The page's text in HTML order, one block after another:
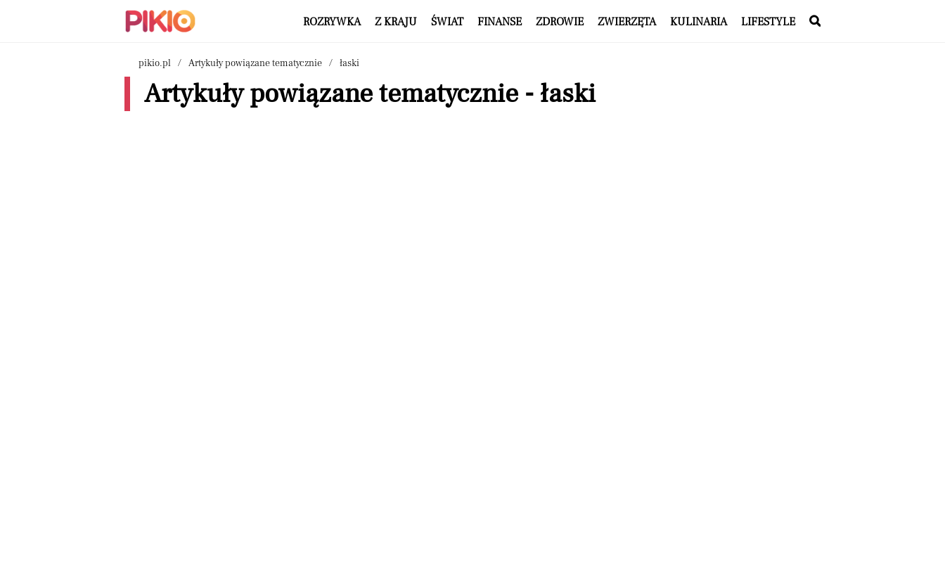
ROZRYWKA Z KRAJU ŚWIAT FINANSE ZDROWIE ZWIERZĘTA KULINARIA LIFESTYLE
pikio.pl Artykuły powiązane tematycznie łaski
Artykuły powiązane tematycznie - łaski